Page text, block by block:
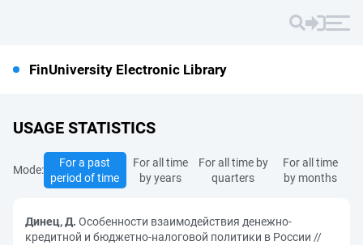
FinUniversity Electronic Library
USAGE STATISTICS
Mode:
For a past
period of time
For all time
by years
For all time by
quarters
For all time
by months
Динец, Д. Особенности взаимодействия денежно-
кредитной и бюджетно-налоговой политики в России //